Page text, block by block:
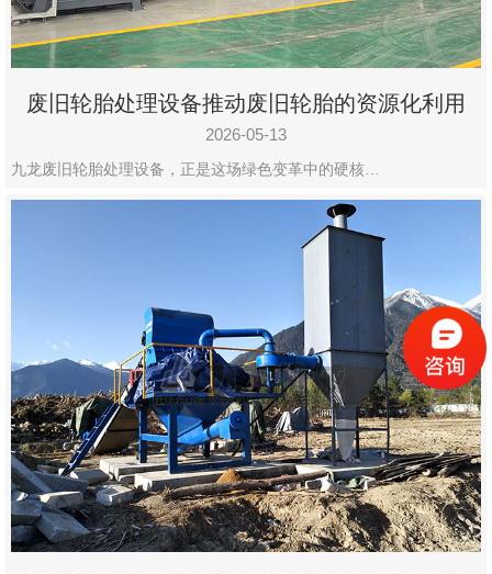
废旧轮胎处理设备推动废旧轮胎的资源化利用
2026-05-13
九龙废旧轮胎处理设备，正是这场绿色变革中的硬核…